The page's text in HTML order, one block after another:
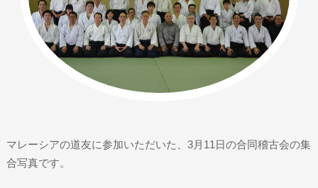
マレーシアの道友に参加いただいた、3月11日の合同稽古会の集
合写真です。